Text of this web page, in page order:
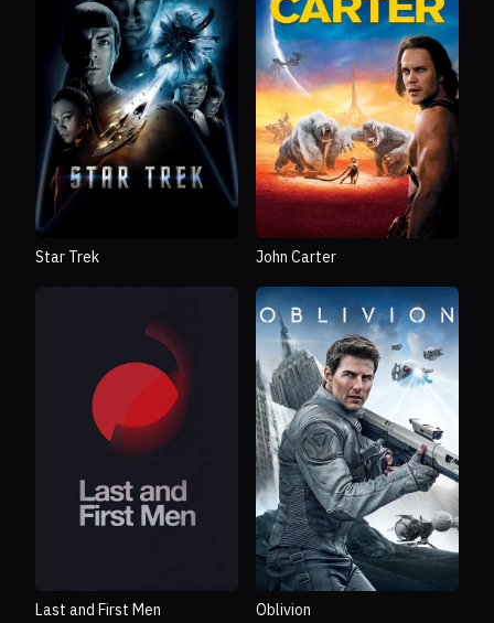
Star Trek John Carter
Last and First Men Oblivion